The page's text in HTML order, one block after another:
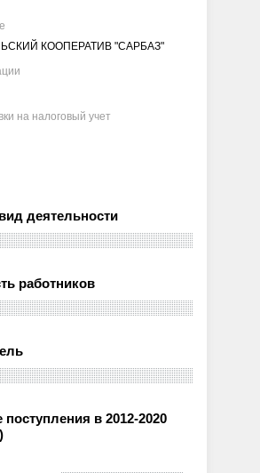
КООПЕРАТИВ "САРБАЗ"
на налоговый учет
деятельности
работников
в 2012-2020